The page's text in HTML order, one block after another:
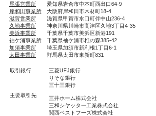
尾張営業所 愛知県岩倉市中本町西出口64-9
岸和田事業所 大阪府岸和田市木材町18-4
滋賀営業所 滋賀県甲賀市水口町伴中山236-4
久地事業所 神奈川県川崎市高津区久地3丁目4-35
美浜事業所 千葉県千葉市美浜区新港191
袖ケ浦事業所 千葉県袖ケ浦市椎の森385-42
加須事業所 埼玉県加須市新利根1丁目6-1
太田事業所 群馬県太田市東新町831
​取引銀行
主要取引先
三菱UFJ銀行
りそな銀行
​三十三銀行
三井ホーム株式会社
三和シヤッター工業株式会社
関西ベストフーズ株式会社